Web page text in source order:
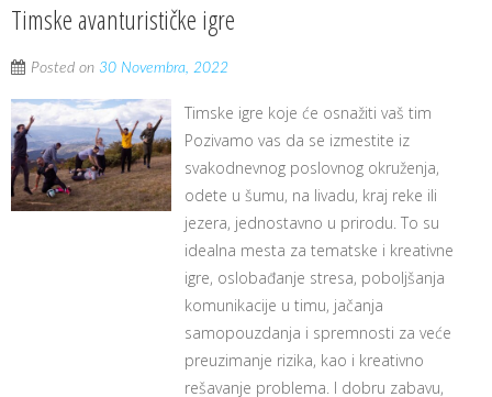
Timske avanturističke igre
Posted on 30 Novembra, 2022
Timske igre koje će osnažiti vaš tim
Pozivamo vas da se izmestite iz
svakodnevnog poslovnog okruženja,
odete u šumu, na livadu, kraj reke ili
jezera, jednostavno u prirodu. To su
idealna mesta za tematske i kreativne
igre, oslobađanje stresa, poboljšanja
komunikacije u timu, jačanja
samopouzdanja i spremnosti za veće
preuzimanje rizika, kao i kreativno
rešavanje problema. I dobru zabavu,